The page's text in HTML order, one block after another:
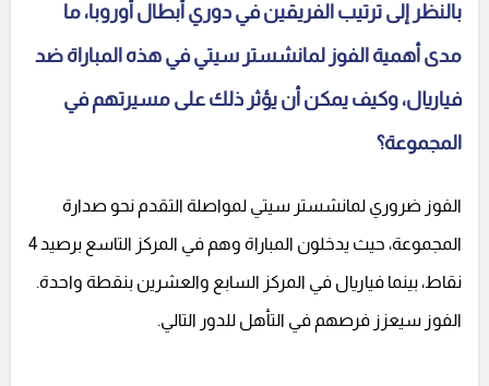
بالنظر إلى ترتيب الفريقين في دوري أبطال أوروبا، ما
مدى أهمية الفوز لمانشستر سيتي في هذه المباراة ضد
فياريال، وكيف يمكن أن يؤثر ذلك على مسيرتهم في
المجموعة؟
الفوز ضروري لمانشستر سيتي لمواصلة التقدم نحو صدارة
المجموعة، حيث يدخلون المباراة وهم في المركز التاسع برصيد 4
نقاط، بينما فياريال في المركز السابع والعشرين بنقطة واحدة.
الفوز سيعزز فرصهم في التأهل للدور التالي.